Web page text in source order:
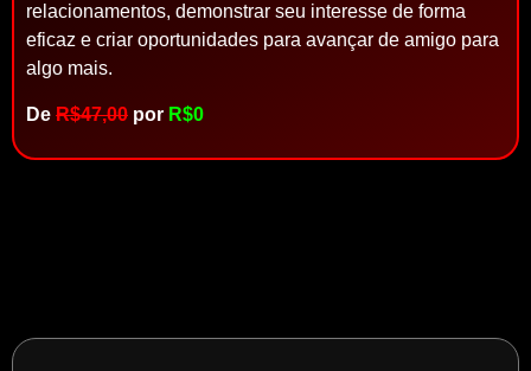
relacionamentos, demonstrar seu interesse de forma
eficaz e criar oportunidades para avançar de amigo para
algo mais.
De R$47,00 por R$0